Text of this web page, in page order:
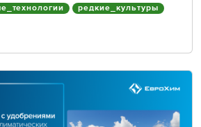
редкие_культуры